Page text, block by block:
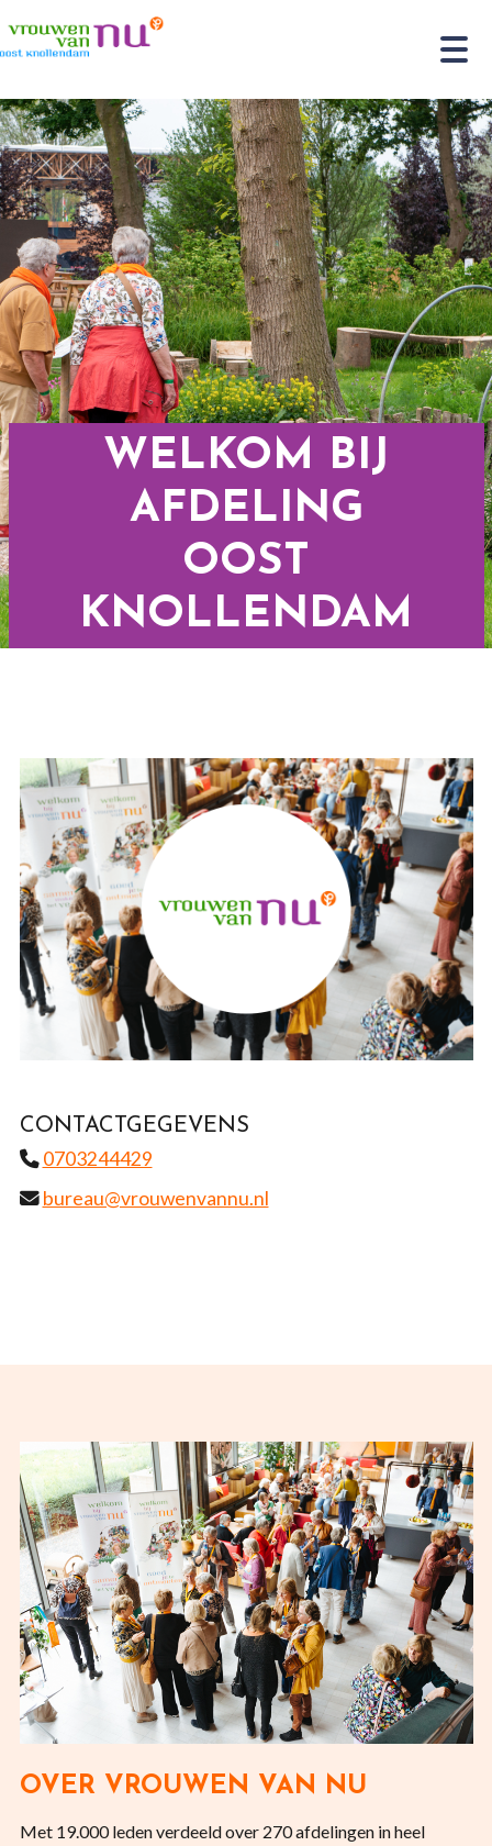
WELKOM BIJ
AFDELING
OOST
KNOLLENDAM
CONTACTGEGEVENS
0703244429
bureau@vrouwenvannu.nl
OVER VROUWEN VAN NU
Met 19.000 leden verdeeld over 270 afdelingen in heel